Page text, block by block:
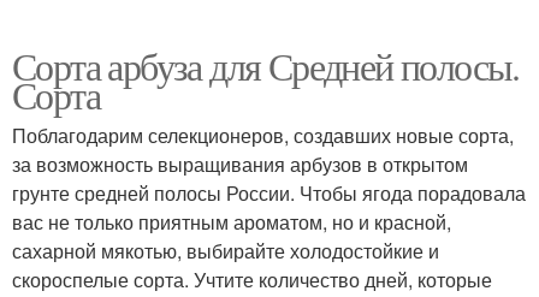
Сорта арбуза для Средней полосы.
Сорта
Поблагодарим селекционеров, создавших новые сорта,
за возможность выращивания арбузов в открытом
грунте средней полосы России. Чтобы ягода порадовала
вас не только приятным ароматом, но и красной,
сахарной мякотью, выбирайте холодостойкие и
скороспелые сорта. Учтите количество дней, которые